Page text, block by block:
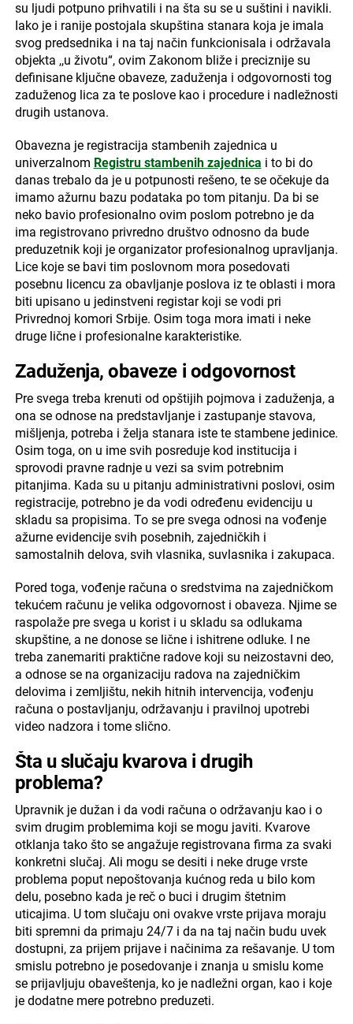
su ljudi potpuno prihvatili i na šta su se u suštini i navikli.
Iako je i ranije postojala skupština stanara koja je imala
svog predsednika i na taj način funkcionisala i održavala
objekta ,,u životu“, ovim Zakonom bliže i preciznije su
definisane ključne obaveze, zaduženja i odgovornosti tog
zaduženog lica za te poslove kao i procedure i nadležnosti
drugih ustanova.
Obavezna je registracija stambenih zajednica u
univerzalnom Registru stambenih zajednica i to bi do
danas trebalo da je u potpunosti rešeno, te se očekuje da
imamo ažurnu bazu podataka po tom pitanju. Da bi se
neko bavio profesionalno ovim poslom potrebno je da
ima registrovano privredno društvo odnosno da bude
preduzetnik koji je organizator profesionalnog upravljanja.
Lice koje se bavi tim poslovnom mora posedovati
posebnu licencu za obavljanje poslova iz te oblasti i mora
biti upisano u jedinstveni registar koji se vodi pri
Privrednoj komori Srbije. Osim toga mora imati i neke
druge lične i profesionalne karakteristike.
Zaduženja, obaveze i odgovornost
Pre svega treba krenuti od opštijih pojmova i zaduženja, a
ona se odnose na predstavljanje i zastupanje stavova,
mišljenja, potreba i želja stanara iste te stambene jedinice.
Osim toga, on u ime svih posreduje kod institucija i
sprovodi pravne radnje u vezi sa svim potrebnim
pitanjima. Kada su u pitanju administrativni poslovi, osim
registracije, potrebno je da vodi određenu evidenciju u
skladu sa propisima. To se pre svega odnosi na vođenje
ažurne evidencije svih posebnih, zajedničkih i
samostalnih delova, svih vlasnika, suvlasnika i zakupaca.
Pored toga, vođenje računa o sredstvima na zajedničkom
tekućem računu je velika odgovornost i obaveza. Njime se
raspolaže pre svega u korist i u skladu sa odlukama
skupštine, a ne donose se lične i ishitrene odluke. I ne
treba zanemariti praktične radove koji su neizostavni deo,
a odnose se na organizaciju radova na zajedničkim
delovima i zemljištu, nekih hitnih intervencija, vođenju
računa o postavljanju, održavanju i pravilnoj upotrebi
video nadzora i tome slično.
Šta u slučaju kvarova i drugih
problema?
Upravnik je dužan i da vodi računa o održavanju kao i o
svim drugim problemima koji se mogu javiti. Kvarove
otklanja tako što se angažuje registrovana firma za svaki
konkretni slučaj. Ali mogu se desiti i neke druge vrste
problema poput nepoštovanja kućnog reda u bilo kom
delu, posebno kada je reč o buci i drugim štetnim
uticajima. U tom slučaju oni ovakve vrste prijava moraju
biti spremni da primaju 24/7 i da na taj način budu uvek
dostupni, za prijem prijave i načinima za rešavanje. U tom
smislu potrebno je posedovanje i znanja u smislu kome
se prijavljuju obaveštenja, ko je nadležni organ, kao i koje
je dodatne mere potrebno preduzeti.